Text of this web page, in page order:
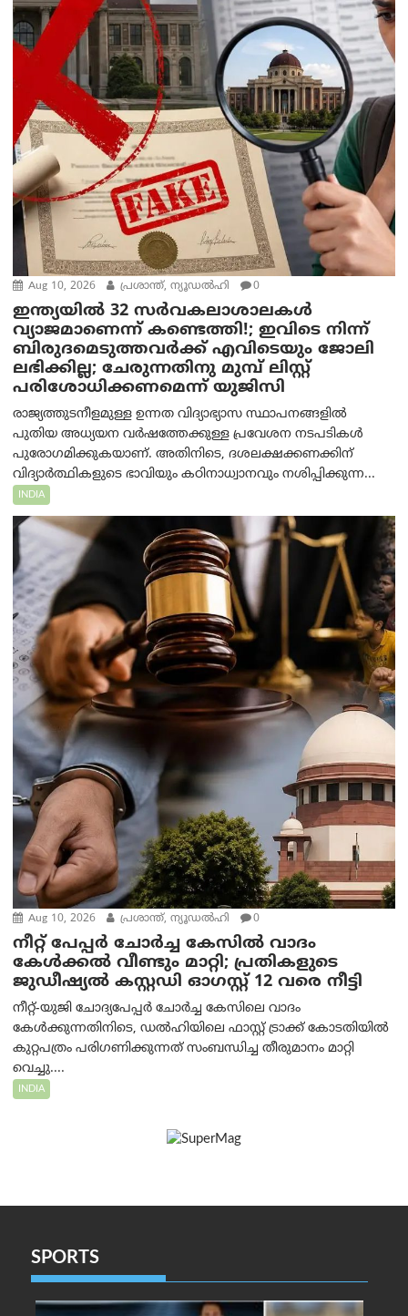
Aug 10, 2026 പ്രശാന്ത്, ന്യൂഡല്‍ഹി 0
ഇന്ത്യയില്‍ 32 സർവകലാശാലകൾ
വ്യാജമാണെന്ന് കണ്ടെത്തി!; ഇവിടെ നിന്ന്
ബിരുദമെടുത്തവര്‍ക്ക് എവിടെയും ജോലി
ലഭിക്കില്ല; ചേരുന്നതിനു മുമ്പ് ലിസ്റ്റ്
പരിശോധിക്കണമെന്ന് യുജിസി
രാജ്യത്തുടനീളമുള്ള ഉന്നത വിദ്യാഭ്യാസ സ്ഥാപനങ്ങളിൽ
പുതിയ അധ്യയന വർഷത്തേക്കുള്ള പ്രവേശന നടപടികൾ
പുരോഗമിക്കുകയാണ്. അതിനിടെ, ദശലക്ഷക്കണക്കിന്
വിദ്യാർത്ഥികളുടെ ഭാവിയും കഠിനാധ്വാനവും നശിപ്പിക്കുന്ന...
INDIA
Aug 10, 2026 പ്രശാന്ത്, ന്യൂഡല്‍ഹി 0
നീറ്റ് പേപ്പർ ചോർച്ച കേസിൽ വാദം
കേൾക്കൽ വീണ്ടും മാറ്റി; പ്രതികളുടെ
ജുഡീഷ്യൽ കസ്റ്റഡി ഓഗസ്റ്റ് 12 വരെ നീട്ടി
നീറ്റ്-യുജി ചോദ്യപേപ്പർ ചോർച്ച കേസിലെ വാദം
കേൾക്കുന്നതിനിടെ, ഡൽഹിയിലെ ഫാസ്റ്റ് ട്രാക്ക് കോടതിയിൽ
കുറ്റപത്രം പരിഗണിക്കുന്നത് സംബന്ധിച്ച തീരുമാനം മാറ്റി
വെച്ചു....
INDIA
SPORTS